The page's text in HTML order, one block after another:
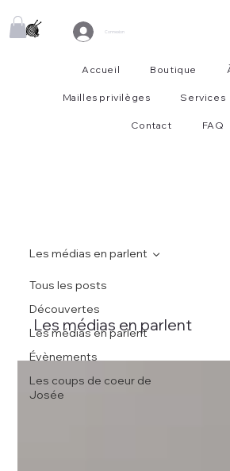
Accueil Boutique
Mailles privilèges Services
Contact FAQ
Connexion
Tous les posts
Découvertes
Les médias en parlent
Évènements
Les coups de coeur de
Josée
Les médias en parlent
Les médias en parlent